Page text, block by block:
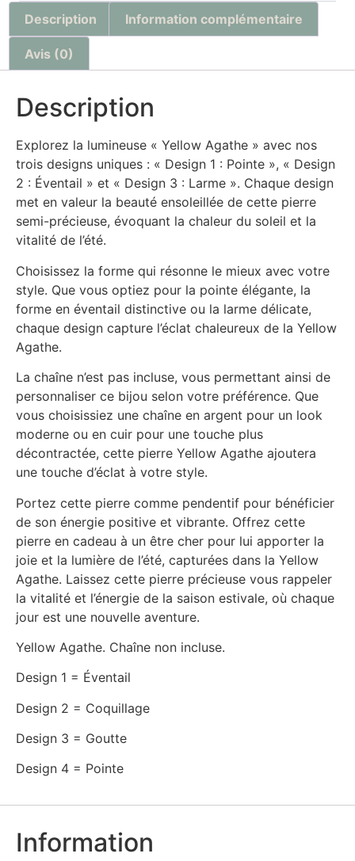
Description Information complémentaire
Avis (0)
Description
Explorez la lumineuse « Yellow Agathe » avec nos
trois designs uniques : « Design 1 : Pointe », « Design
2 : Éventail » et « Design 3 : Larme ». Chaque design
met en valeur la beauté ensoleillée de cette pierre
semi-précieuse, évoquant la chaleur du soleil et la
vitalité de l’été.
Choisissez la forme qui résonne le mieux avec votre
style. Que vous optiez pour la pointe élégante, la
forme en éventail distinctive ou la larme délicate,
chaque design capture l’éclat chaleureux de la Yellow
Agathe.
La chaîne n’est pas incluse, vous permettant ainsi de
personnaliser ce bijou selon votre préférence. Que
vous choisissiez une chaîne en argent pour un look
moderne ou en cuir pour une touche plus
décontractée, cette pierre Yellow Agathe ajoutera
une touche d’éclat à votre style.
Portez cette pierre comme pendentif pour bénéficier
de son énergie positive et vibrante. Offrez cette
pierre en cadeau à un être cher pour lui apporter la
joie et la lumière de l’été, capturées dans la Yellow
Agathe. Laissez cette pierre précieuse vous rappeler
la vitalité et l’énergie de la saison estivale, où chaque
jour est une nouvelle aventure.
Yellow Agathe. Chaîne non incluse.
Design 1 = Éventail
Design 2 = Coquillage
Design 3 = Goutte
Design 4 = Pointe
Information